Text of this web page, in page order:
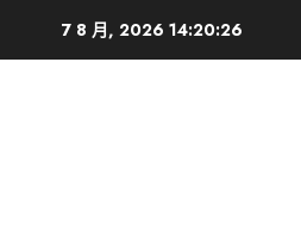
7 8 月, 2026 14:20:27